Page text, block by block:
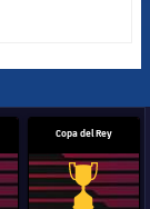
Copa del Rey